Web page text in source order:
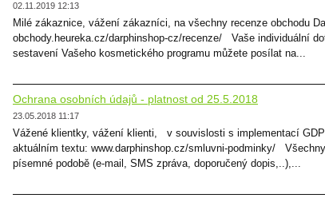
02.11.2019 12:13
Milé zákaznice, vážení zákazníci, na všechny recenze obchodu
obchody.heureka.cz/darphinshop-cz/recenze/ Vaše individuální
sestavení Vašeho kosmetického programu můžete posílat na...
Ochrana osobních údajů - platnost od 25.5.2018
23.05.2018 11:17
Vážené klientky, vážení klienti, v souvislosti s implementací
aktuálním textu: www.darphinshop.cz/smluvni-podminky/
písemné podobě (e-mail, SMS zpráva, doporučený dopis,..),...